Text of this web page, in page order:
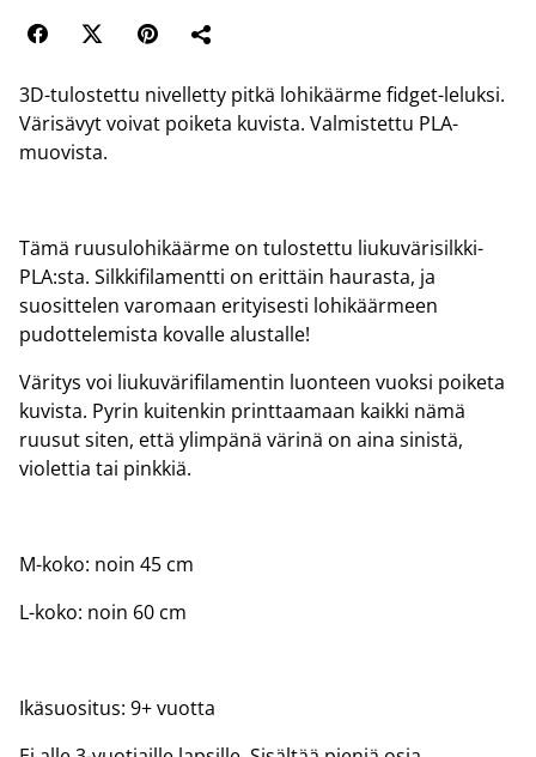
3D-tulostettu nivelletty pitkä lohikäärme fidget-leluksi.
Värisävyt voivat poiketa kuvista. Valmistettu PLA-
muovista.
Tämä ruusulohikäärme on tulostettu liukuvärisilkki-
PLA:sta. Silkkifilamentti on erittäin haurasta, ja
suosittelen varomaan erityisesti lohikäärmeen
pudottelemista kovalle alustalle!
Väritys voi liukuvärifilamentin luonteen vuoksi poiketa
kuvista. Pyrin kuitenkin printtaamaan kaikki nämä
ruusut siten, että ylimpänä värinä on aina sinistä,
violettia tai pinkkiä.
M-koko: noin 45 cm
L-koko: noin 60 cm
Ikäsuositus: 9+ vuotta